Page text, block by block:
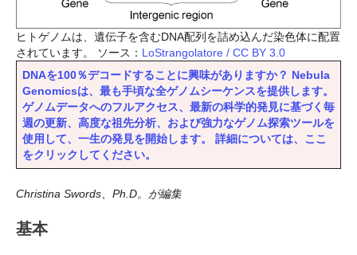
ヒトゲノムは、遺伝子を含むDNA配列を詰め込んだ染色体に配置
されています。 ソース： LoStrangolatore / CC BY 3.0
DNAを100％デコードすることに興味がありますか？ Nebula
Genomicsは、最も手頃な全ゲノムシーケンスを提供します。
ゲノムデータへのフルアクセス、最新の科学的発見に基づく毎
週の更新、高度な祖先分析、および強力なゲノム探索ツールを
使用して、一生の発見を開始します。 詳細については、ここ
をクリックしてください。
Christina Swords、Ph.D。が編集
基本